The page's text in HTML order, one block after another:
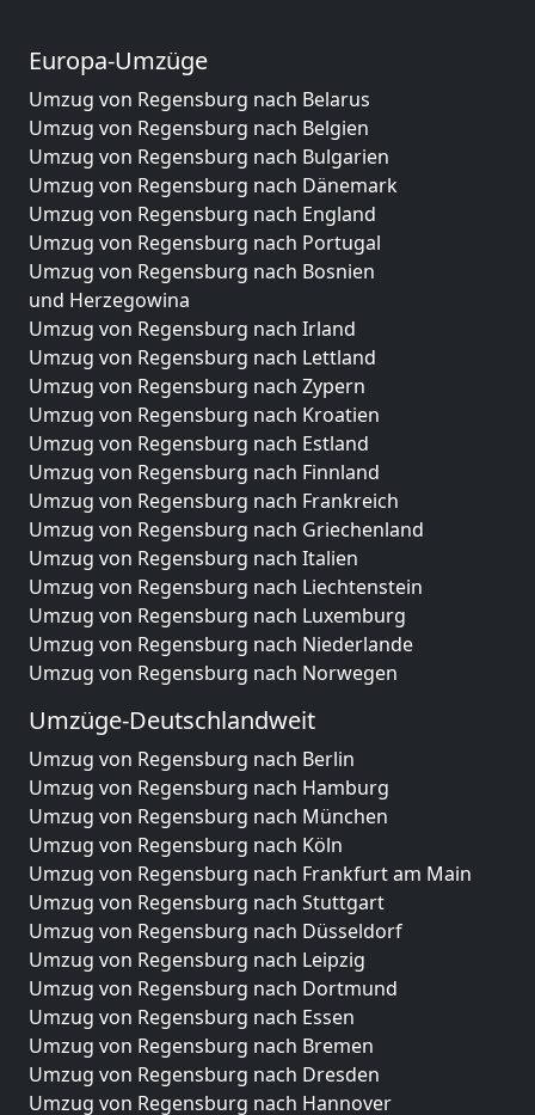
Europa-Umzüge
Umzug von Regensburg nach Belarus
Umzug von Regensburg nach Belgien
Umzug von Regensburg nach Bulgarien
Umzug von Regensburg nach Dänemark
Umzug von Regensburg nach England
Umzug von Regensburg nach Portugal
Umzug von Regensburg nach Bosnien
und Herzegowina
Umzug von Regensburg nach Irland
Umzug von Regensburg nach Lettland
Umzug von Regensburg nach Zypern
Umzug von Regensburg nach Kroatien
Umzug von Regensburg nach Estland
Umzug von Regensburg nach Finnland
Umzug von Regensburg nach Frankreich
Umzug von Regensburg nach Griechenland
Umzug von Regensburg nach Italien
Umzug von Regensburg nach Liechtenstein
Umzug von Regensburg nach Luxemburg
Umzug von Regensburg nach Niederlande
Umzug von Regensburg nach Norwegen
Umzüge-Deutschlandweit
Umzug von Regensburg nach Berlin
Umzug von Regensburg nach Hamburg
Umzug von Regensburg nach München
Umzug von Regensburg nach Köln
Umzug von Regensburg nach Frankfurt am Main
Umzug von Regensburg nach Stuttgart
Umzug von Regensburg nach Düsseldorf
Umzug von Regensburg nach Leipzig
Umzug von Regensburg nach Dortmund
Umzug von Regensburg nach Essen
Umzug von Regensburg nach Bremen
Umzug von Regensburg nach Dresden
Umzug von Regensburg nach Hannover